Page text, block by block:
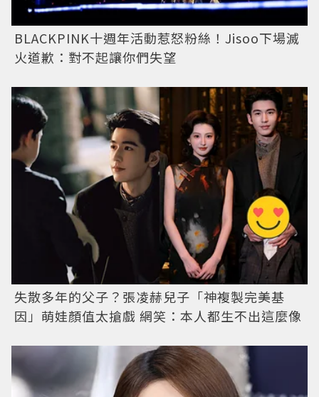
BLACKPINK十週年活動惹怒粉絲！Jisoo下場滅
火道歉：對不起讓你們失望
失散多年的父子？張凌赫兒子「神複製完美基
因」萌娃顏值太搶戲 網笑：本人都生不出這麼像